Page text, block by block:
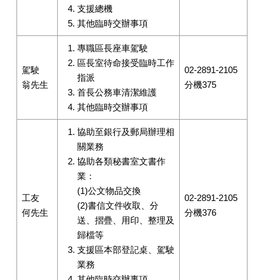
支援總機
其他臨時交辦事項
駕駛
翁先生
專職區長座車駕駛
區長室待命接受臨時工作
指派
首長公務車清潔維護
其他臨時交辦事項
02-2891-2105
分機375
工友
何先生
協助至銀行及郵局辦理相
關業務
協助各類秘書室文書作
業：
(1)公文物品交換
(2)書信文件收取、分
送、摺疊、用印、整理及
歸檔等
支援區本部登記桌、駕駛
業務
02-2891-2105
分機376